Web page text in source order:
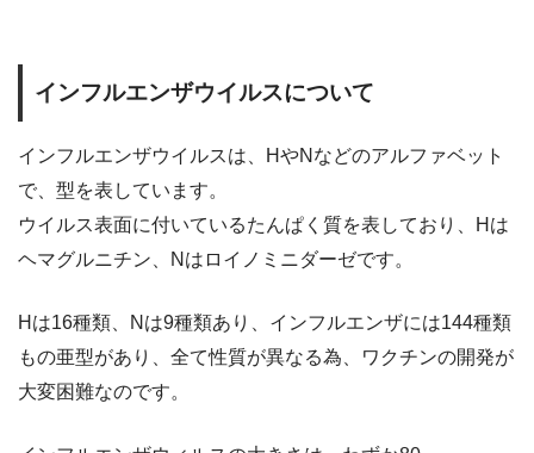
インフルエンザウイルスについて
インフルエンザウイルスは、HやNなどのアルファベット
で、型を表しています。
ウイルス表面に付いているたんぱく質を表しており、Hは
ヘマグルニチン、Nはロイノミニダーゼです。
Hは16種類、Nは9種類あり、インフルエンザには144種類
もの亜型があり、全て性質が異なる為、ワクチンの開発が
大変困難なのです。